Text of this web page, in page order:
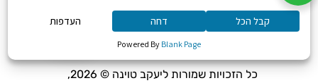
קנייה מאובטחת
כל הזכויות שמורות ליעקב טוינה © 2026,